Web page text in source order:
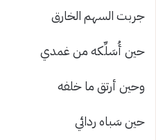
جربت السهم الخارق
حين أُسَلِّكه من غمدي
وحين أرتق ما خلفه
حين سَباه ردائي